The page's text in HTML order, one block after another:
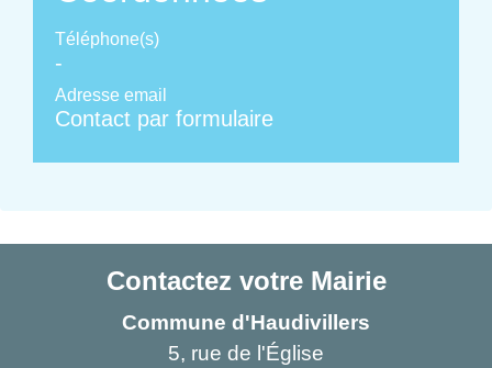
Téléphone(s)
-
Adresse email
Contact par formulaire
Contactez votre Mairie
Commune d'Haudivillers
5, rue de l'Église